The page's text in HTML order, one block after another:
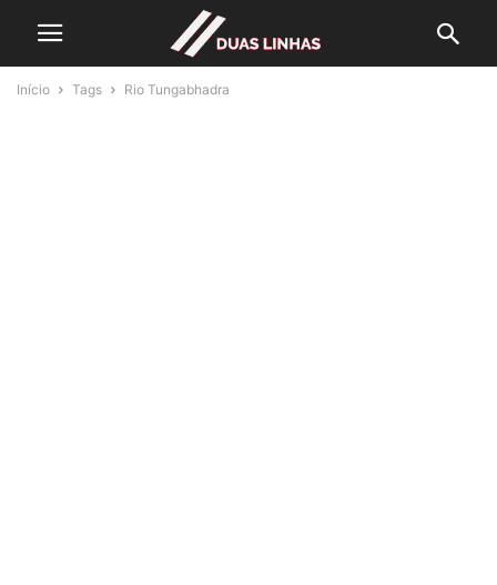
Início Tags Rio Tungabhadra